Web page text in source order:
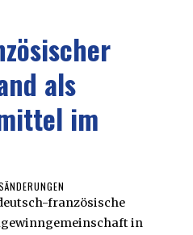
als
im
französische
in